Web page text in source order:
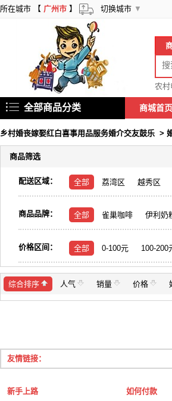
所在城市 【 广州市 】 切换城市 ▼
农村
全部商品分类 商城首页
乡村婚丧嫁娶红白喜事用品服务婚介交友鼓乐 >
商品筛选
配送区域： 全部 荔湾区 越秀区
商品品牌： 全部 雀巢咖啡 伊利奶
价格区间： 全部 0-100元 100-200
综合排序 人气 销量 价格
友情链接：
新手上路
如何付款